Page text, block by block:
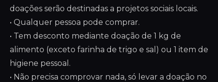
doações serão destinadas a projetos sociais locais.
• Qualquer pessoa pode comprar.
• Tem desconto mediante doação de 1 kg de
alimento (exceto farinha de trigo e sal) ou 1 item de
higiene pessoal.
• Não precisa comprovar nada, só levar a doação no